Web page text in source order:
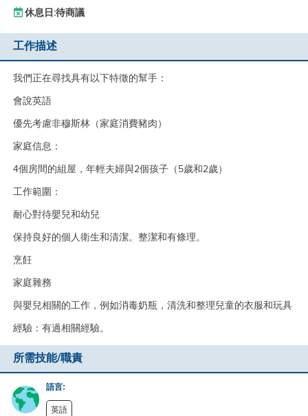
休息日:待商議
工作描述
我們正在尋找具有以下特徵的幫手：
會說英語
優先考慮非穆斯林（家庭消費豬肉）
家庭信息：
4個房間的組屋，年輕夫婦與2個孩子（5歲和2歲）
工作範圍：
耐心對待嬰兒和幼兒
保持良好的個人衛生和清潔。整潔和有條理。
烹飪
家庭雜務
與嬰兒相關的工作，例如消毒奶瓶，清洗和整理兒童的衣服和玩具
經驗：有過相關經驗。
所需技能/職責
語言:
英語